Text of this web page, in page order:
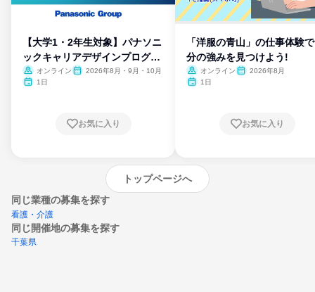
【大学1・2年生対象】パナソニ
ックキャリアデザインプログラ
ム
オンライン
2026年8月・9月・10月
1日
お気に入り
「洋服の青山」の仕事体験
分の強みを見つけよう!
オンライン
2026年8月
1日
お気に入り
トップページへ
同じ業種の募集を探す
看護・介護
同じ開催地の募集を探す
千葉県